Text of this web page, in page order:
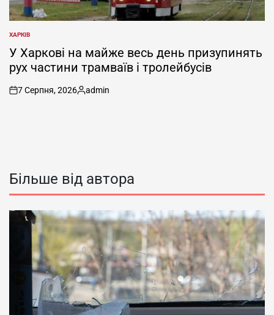
ОПУБЛІКУВАТИ
У
ХАРКІВ
У Харкові на майже весь день призупинять
рух частини трамваїв і тролейбусів
on
7 Серпня, 2026
Опубліковано
admin
Більше від автора